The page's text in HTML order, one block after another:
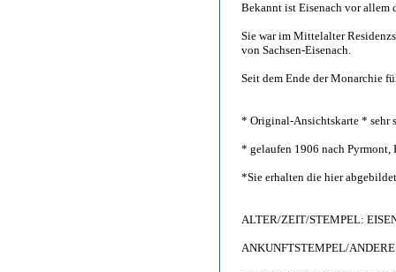
Bekannt ist Eisenach vor allem
Sie war im Mittelalter
von Sachsen-Eisenach.
Seit dem Ende der Monarchie
* Original-Ansichtskarte * sehr
* gelaufen 1906 nach
*Sie erhalten die hier
ALTER/ZEIT/STEMPEL:
ANKUNFTSTEMPEL/